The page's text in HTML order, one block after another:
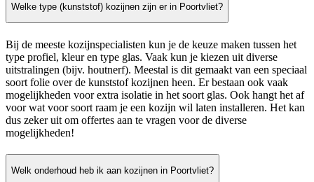
Welke type (kunststof) kozijnen zijn er in Poortvliet?
Bij de meeste kozijnspecialisten kun je de keuze maken tussen het
type profiel, kleur en type glas. Vaak kun je kiezen uit diverse
uitstralingen (bijv. houtnerf). Meestal is dit gemaakt van een speciaal
soort folie over de kunststof kozijnen heen. Er bestaan ook vaak
mogelijkheden voor extra isolatie in het soort glas. Ook hangt het af
voor wat voor soort raam je een kozijn wil laten installeren. Het kan
dus zeker uit om offertes aan te vragen voor de diverse
mogelijkheden!
Welk onderhoud heb ik aan kozijnen in Poortvliet?